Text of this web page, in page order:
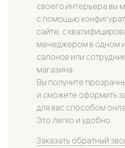
своего интерьера вы
с помощью
сайте, с
менеджером в одном
салонов или
магазина.
Вы получите
и сможете оформить
для вас способом
Это легко и удобно.
Заказать обратный